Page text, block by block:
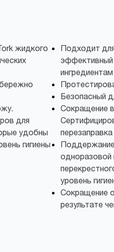
жидкого
для
удобны
гигиены
Подходит
ингредиентам
Безопасный
Сокращение
Поддержание
одноразовой
уровень
Сокращение
результате